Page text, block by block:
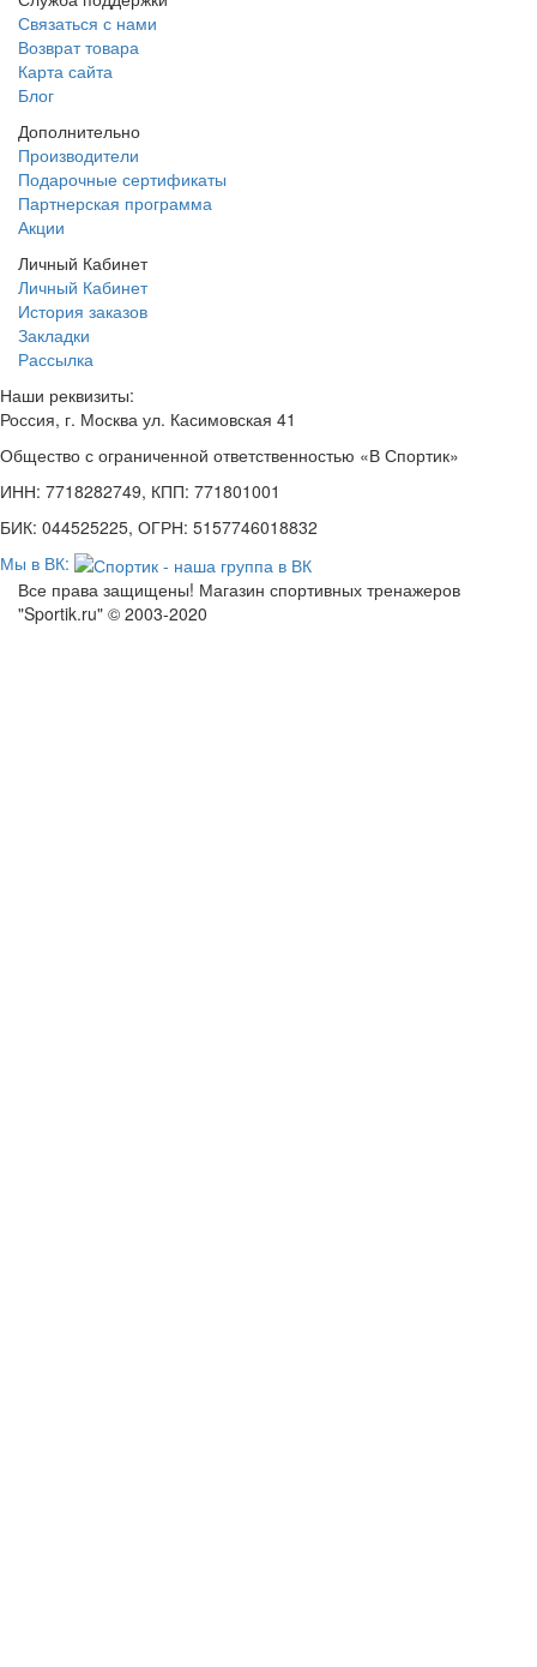
Связаться с нами
Возврат товара
Карта сайта
Блог
Дополнительно
Производители
Подарочные сертификаты
Партнерская программа
Акции
Личный Кабинет
Личный Кабинет
История заказов
Закладки
Рассылка
Наши реквизиты:
Россия, г. Москва ул. Касимовская 41
Общество с ограниченной ответственностью «В Спортик»
ИНН: 7718282749, КПП: 771801001
БИК: 044525225, ОГРН: 5157746018832
Мы в ВК:
Все права защищены! Магазин спортивных тренажеров
"Sportik.ru" © 2003-2020